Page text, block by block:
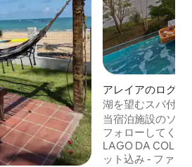
アレイアのログハ
湖を望むスパ付き
ン
当宿泊施設のソー
フォローしてくだ
LAGO DA
ット込み - ファイ